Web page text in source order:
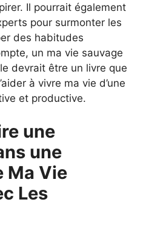
Il pourrait également
pour surmonter les
des habitudes
un ma vie sauvage
devrait être un livre que
à vivre ma vie d’une
et productive.
une
une
Ma Vie
Les